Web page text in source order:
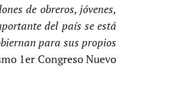
de obreros, jóvenes,
del país se está
para sus propios
1er Congreso Nuevo